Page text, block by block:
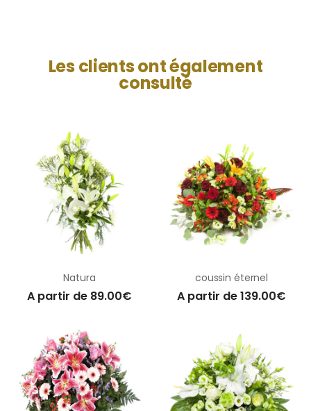
Les clients ont également
consulté
Natura
A partir de 89.00€
coussin éternel
A partir de 139.00€